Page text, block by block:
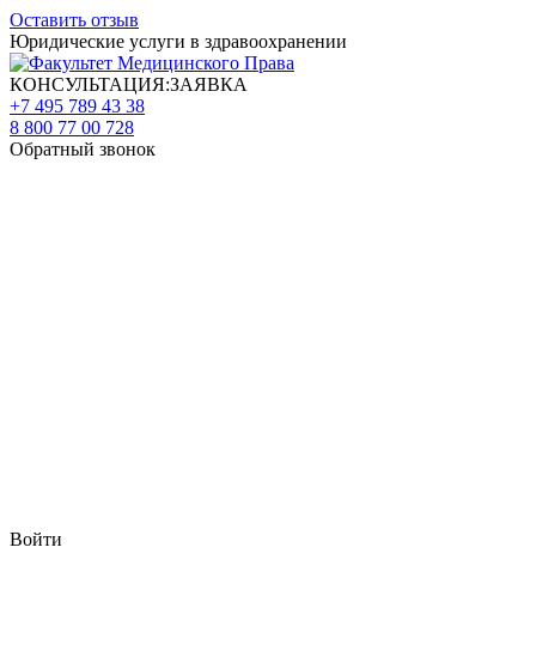
Оставить отзыв
Юридические услуги в здравоохранении
КОНСУЛЬТАЦИЯ:ЗАЯВКА
+7 495 789 43 38
8 800 77 00 728
Обратный звонок
Войти